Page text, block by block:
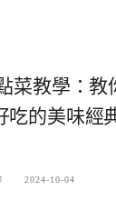
菜教學：教
吃的美味經
2024-10-04